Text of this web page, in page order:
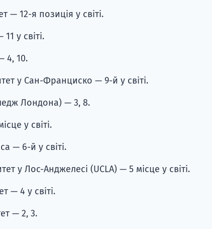
— 12-я позиція у світі.
у світі.
4, 10.
у Сан-Франциско — 9-й у світі.
Лондона) — 3, 8.
у світі.
— 6-й у світі.
у Лос-Анджелесі (UCLA) — 5 місце у світі.
— 4 у світі.
— 2, 3.